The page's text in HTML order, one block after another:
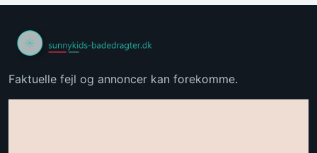
Faktuelle fejl og annoncer kan forekomme.